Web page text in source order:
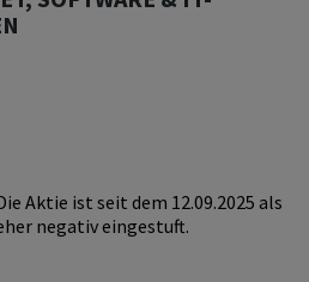
Aktie ist seit dem 12.09.2025 als
negativ eingestuft.